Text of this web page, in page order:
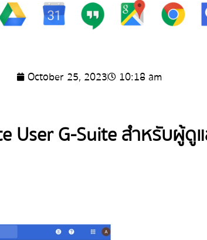
October 25, 2023 10:18 am
User G-Suite สำหรับผู้ดู